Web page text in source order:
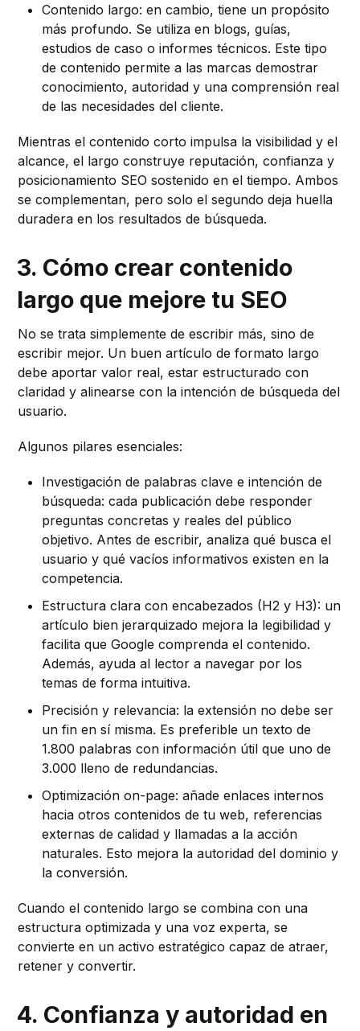
Contenido largo: en cambio, tiene un propósito
más profundo. Se utiliza en blogs, guías,
estudios de caso o informes técnicos. Este tipo
de contenido permite a las marcas demostrar
conocimiento, autoridad y una comprensión real
de las necesidades del cliente.
Mientras el contenido corto impulsa la visibilidad y el
alcance, el largo construye reputación, confianza y
posicionamiento SEO sostenido en el tiempo. Ambos
se complementan, pero solo el segundo deja huella
duradera en los resultados de búsqueda.
3. Cómo crear contenido
largo que mejore tu SEO
No se trata simplemente de escribir más, sino de
escribir mejor. Un buen artículo de formato largo
debe aportar valor real, estar estructurado con
claridad y alinearse con la intención de búsqueda del
usuario.
Algunos pilares esenciales:
Investigación de palabras clave e intención de
búsqueda: cada publicación debe responder
preguntas concretas y reales del público
objetivo. Antes de escribir, analiza qué busca el
usuario y qué vacíos informativos existen en la
competencia.
Estructura clara con encabezados (H2 y H3): un
artículo bien jerarquizado mejora la legibilidad y
facilita que Google comprenda el contenido.
Además, ayuda al lector a navegar por los
temas de forma intuitiva.
Precisión y relevancia: la extensión no debe ser
un fin en sí misma. Es preferible un texto de
1.800 palabras con información útil que uno de
3.000 lleno de redundancias.
Optimización on-page: añade enlaces internos
hacia otros contenidos de tu web, referencias
externas de calidad y llamadas a la acción
naturales. Esto mejora la autoridad del dominio y
la conversión.
Cuando el contenido largo se combina con una
estructura optimizada y una voz experta, se
convierte en un activo estratégico capaz de atraer,
retener y convertir.
4. Confianza y autoridad en